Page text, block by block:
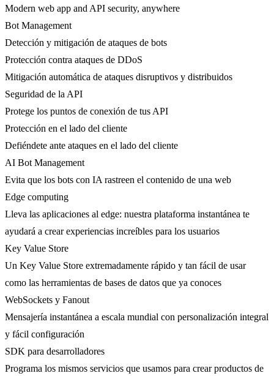
Modern web app and API security, anywhere
Bot Management
Detección y mitigación de ataques de bots
Protección contra ataques de DDoS
Mitigación automática de ataques disruptivos y distribuidos
Seguridad de la API
Protege los puntos de conexión de tus API
Protección en el lado del cliente
Defiéndete ante ataques en el lado del cliente
AI Bot Management
Evita que los bots con IA rastreen el contenido de una web
Edge computing
Lleva las aplicaciones al edge: nuestra plataforma instantánea te
ayudará a crear experiencias increíbles para los usuarios
Key Value Store
Un Key Value Store extremadamente rápido y tan fácil de usar
como las herramientas de bases de datos que ya conoces
WebSockets y Fanout
Mensajería instantánea a escala mundial con personalización integral
y fácil configuración
SDK para desarrolladores
Programa los mismos servicios que usamos para crear productos de